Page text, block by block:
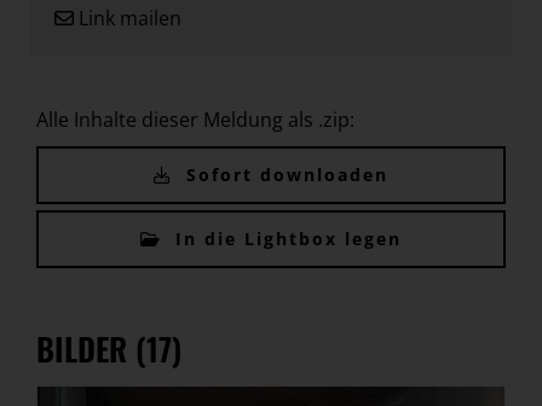
Link mailen
Alle Inhalte dieser Meldung als .zip:
Sofort downloaden
In die Lightbox legen
BILDER (17)